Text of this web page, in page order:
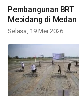
Pembangunan BRT
Mebidang di Medan
Selasa, 19 Mei 2026